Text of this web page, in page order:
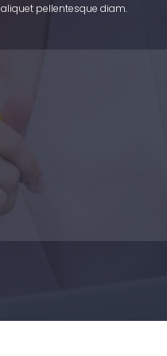
aliquet pellentesque diam.